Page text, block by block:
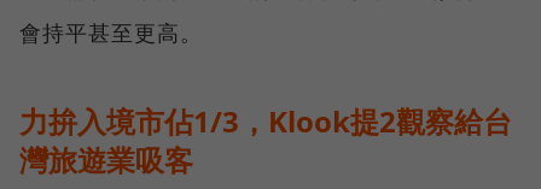
會持平甚至更高。
力拚入境市佔1/3，Klook提2觀察給台
灣旅遊業吸客